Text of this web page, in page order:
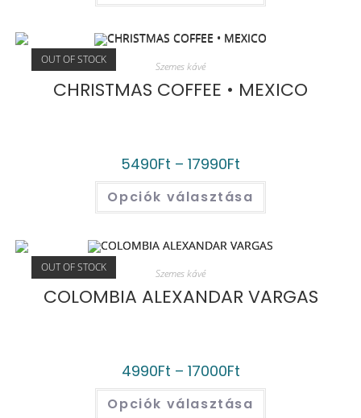
OUT OF STOCK Szemes kávé
CHRISTMAS COFFEE • MEXICO
5490Ft – 17990Ft
Opciók választása
OUT OF STOCK Szemes kávé
COLOMBIA ALEXANDAR VARGAS
4990Ft – 17000Ft
Opciók választása